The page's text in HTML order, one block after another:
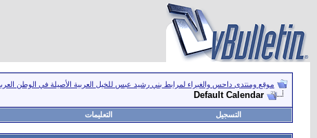
موقع ومنتدى داحس والغبراء لمرابط بني رشيد عبس للخيل العربية الأصيلة في الوطن
Default Calendar
التسجيل التعليمات